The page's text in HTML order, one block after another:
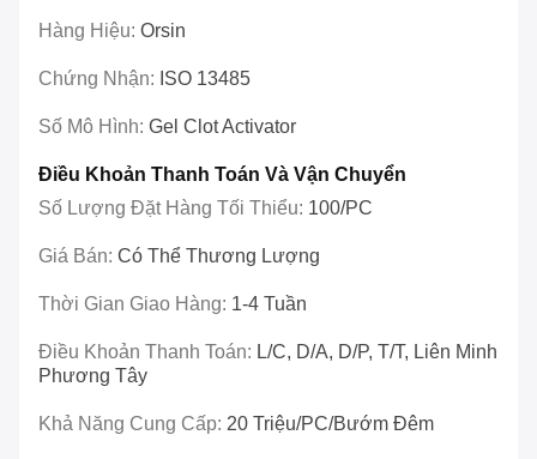
Hàng Hiệu: Orsin
Chứng Nhận: ISO 13485
Số Mô Hình: Gel Clot Activator
Điều Khoản Thanh Toán Và Vận Chuyển
Số Lượng Đặt Hàng Tối Thiểu: 100/PC
Giá Bán: Có Thể Thương Lượng
Thời Gian Giao Hàng: 1-4 Tuần
Điều Khoản Thanh Toán: L/C, D/A, D/P, T/T, Liên Minh
Phương Tây
Khả Năng Cung Cấp: 20 Triệu/PC/bướm Đêm